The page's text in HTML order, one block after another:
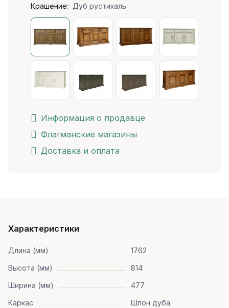
Крашение: Дуб рустикаль
Информация о продавце
Флагманские магазины
Доставка и оплата
Характеристики
Длина (мм)
1762
Высота (мм)
814
Ширина (мм)
477
Каркас
Шпон дуба